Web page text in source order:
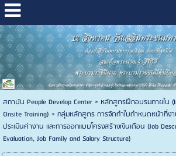
สถาบัน People Develop Center> หลักสูตรฝึกอบรมภายใน
Onsite Training) > กลุ่มหลักสูตร การจัดทำใบกำหนดหน้าที่ง
ประเมินค่างาน และการออกแบบโครงสร้างเงินเดือน (Job
Evaluation, Job Family and Salary Structure)